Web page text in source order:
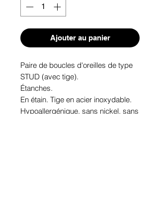
Ajouter au panier
Paire de boucles d'oreilles de type
STUD (avec tige).
Étanches.
En étain. Tige en acier inoxydable.
Hypoallergénique, sans nickel, sans